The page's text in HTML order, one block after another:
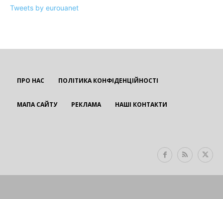
Tweets by eurouanet
ПРО НАС ПОЛІТИКА КОНФІДЕНЦІЙНОСТІ
МАПА САЙТУ РЕКЛАМА НАШІ КОНТАКТИ